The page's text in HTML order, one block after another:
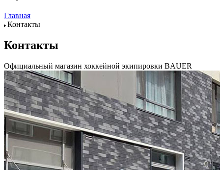
Главная
Контакты
Контакты
Официальный магазин хоккейной экипировки BAUER